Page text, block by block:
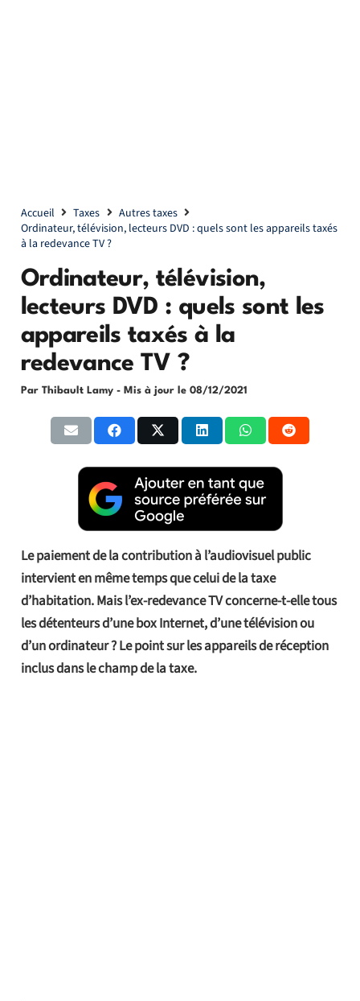
Accueil Taxes
Autres taxes
Ordinateur, télévision, lecteurs DVD : quels sont les appareils taxés
à la redevance TV ?
Ordinateur, télévision,
lecteurs DVD : quels sont les
appareils taxés à la
redevance TV ?
Par Thibault Lamy - Mis à jour le 08/12/2021
Le paiement de la contribution à l’audiovisuel public
intervient en même temps que celui de la taxe
d’habitation. Mais l’ex-redevance TV concerne-t-elle tous
les détenteurs d’une box Internet, d’une télévision ou
d’un ordinateur ? Le point sur les appareils de réception
inclus dans le champ de la taxe.